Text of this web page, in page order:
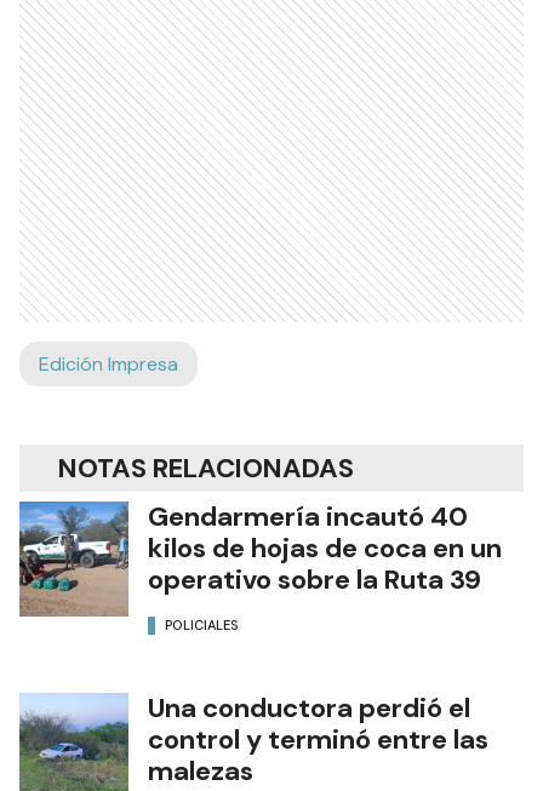
Edición Impresa
NOTAS RELACIONADAS
Gendarmería incautó 40
kilos de hojas de coca en un
operativo sobre la Ruta 39
POLICIALES
Una conductora perdió el
control y terminó entre las
malezas